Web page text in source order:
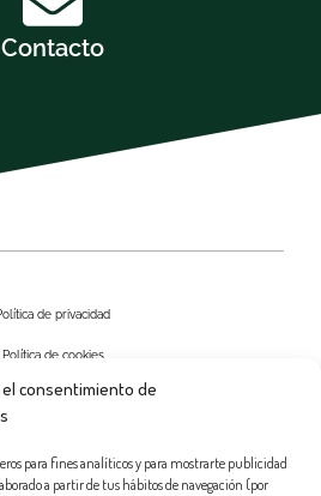
consentimiento de
para fines analíticos y para mostrarte publicidad
a partir de tus hábitos de navegación (por
Contacto
de privacidad
Política de cookies
Aviso Legal